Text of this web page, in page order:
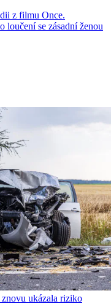
z filmu Once.
loučení se zásadní ženou
ukázala riziko